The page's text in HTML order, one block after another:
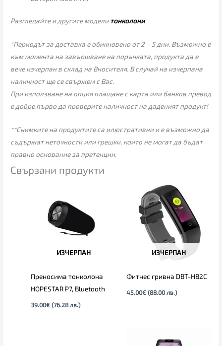
Разгледайте и другите моделитонколони
*Периодът за доставка е обикновено от 2 – 5 дни. Възможно е
към момента на завършване на поръчката, продукта да е
вече изчерпан в склад на Вносителя. В случай на изчерпана
наличност ще се свържем с Вас.
При използване на опция плащане с карта или банков превод
е добре първо да проверите наличност на даденият продукт!
**Снимките на продуктите са илюстративни и е възможно да
съдържат неточности или грешки, които не могат да бъдат
правно основание за претенции.
Свързани продукти
ИЗЧЕРПАН
Преносима тонколона
HOPESTAR P7, Bluetooth
39.00€ (76.28 лв.)
ИЗЧЕРПАН
Фитнес гривна DBT-HB2C
45.00€ (88.00 лв.)